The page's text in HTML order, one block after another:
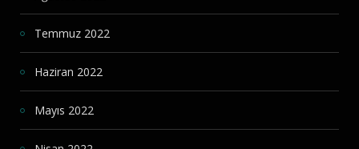
Temmuz 2022
Haziran 2022
Mayıs 2022